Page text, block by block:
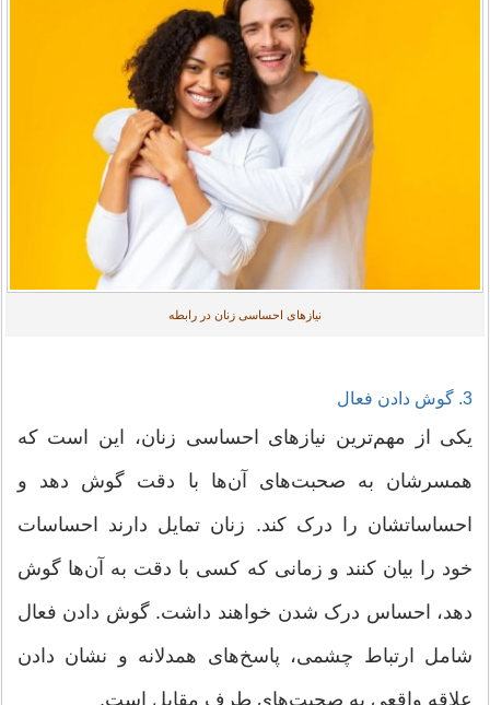
نیازهای احساسی زنان در رابطه
3. گوش دادن فعال
یکی از مهم‌ترین نیازهای احساسی زنان، این است که
همسرشان به صحبت‌های آن‌ها با دقت گوش دهد و
احساساتشان را درک کند. زنان تمایل دارند احساسات
خود را بیان کنند و زمانی که کسی با دقت به آن‌ها گوش
دهد، احساس درک شدن خواهند داشت. گوش دادن فعال
شامل ارتباط چشمی، پاسخ‌های همدلانه و نشان دادن
علاقه واقعی به صحبت‌های طرف مقابل است.